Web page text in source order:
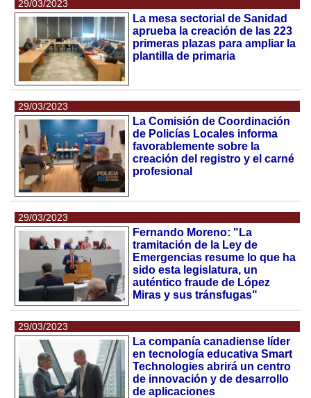
29/03/2023
La mesa sectorial de Sanidad
aprueba la creación de las 223
primeras plazas para ampliar la
plantilla de primaria
29/03/2023
La Comisión de Coordinación
de Policías Locales informa
favorablemente sobre la
creación del registro y el carné
profesional
29/03/2023
Fernando Moreno: "La
tramitación de la Ley de
Emergencias resume lo que ha
sido esta legislatura, un
auténtico fraude de López
Miras y sus tránsfugas"
29/03/2023
La companía canadiense líder
en tecnología educativa Smart
Technologies abrirá un centro
de innovación y de desarrollo
de aplicaciones